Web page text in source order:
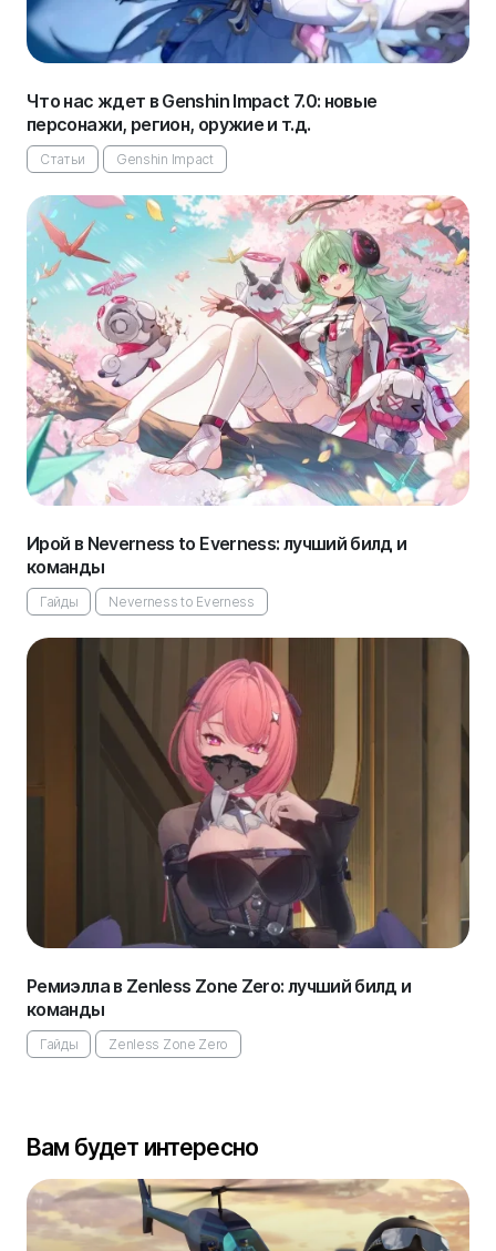
Что нас ждет в Genshin Impact 7.0: новые
персонажи, регион, оружие и т.д.
Статьи Genshin Impact
Ирой в Neverness to Everness: лучший билд и
команды
Гайды Neverness to Everness
Ремиэлла в Zenless Zone Zero: лучший билд и
команды
Гайды Zenless Zone Zero
Вам будет интересно